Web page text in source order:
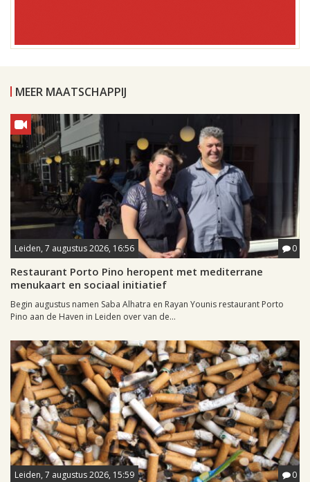
MEER MAATSCHAPPIJ
Leiden, 7 augustus 2026, 16:56 0
Restaurant Porto Pino heropent met mediterrane
menukaart en sociaal initiatief
Begin augustus namen Saba Alhatra en Rayan Younis restaurant Porto
Pino aan de Haven in Leiden over van de...
Leiden, 7 augustus 2026, 15:59 0